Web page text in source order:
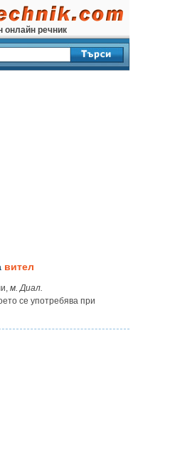
онлайн речник
вител
м. Диал.
се употребява при